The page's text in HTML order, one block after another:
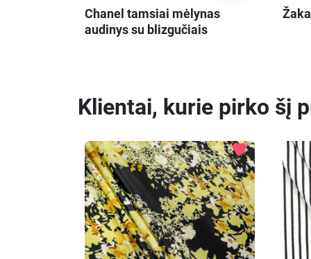
Chanel tamsiai mėlynas
audinys su blizgučiais
Klientai, kurie pirko šį
favorite